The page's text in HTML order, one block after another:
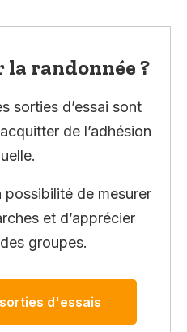
la randonnée ?
sorties d’essai sont
de l’adhésion
possibilité de mesurer
et d’apprécier
groupes.
d'essais